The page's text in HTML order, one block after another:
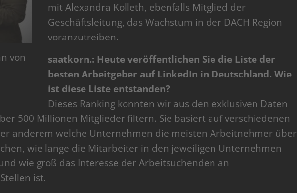
von
mit Alexandra Kolleth, ebenfalls Mitglied der
Geschäftsleitung, das Wachstum in der DACH Region
voranzutreiben.
saatkorn.: Heute veröffentlichen Sie die Liste der
besten Arbeitgeber auf LinkedIn in Deutschland. Wie
ist diese Liste entstanden?
Dieses Ranking konnten wir aus den exklusiven Daten
500 Millionen Mitglieder filtern. Sie basiert auf verschiedenen
anderem welche Unternehmen die meisten Arbeitnehmer über
wie lange die Mitarbeiter in den jeweiligen Unternehmen
wie groß das Interesse der Arbeitsuchenden an
ist.